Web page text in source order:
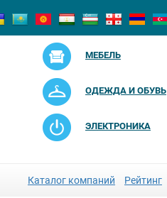
МЕБЕЛЬ
ОДЕЖДА И ОБУВЬ
ЭЛЕКТРОНИКА
Каталог компаний Рейтинг